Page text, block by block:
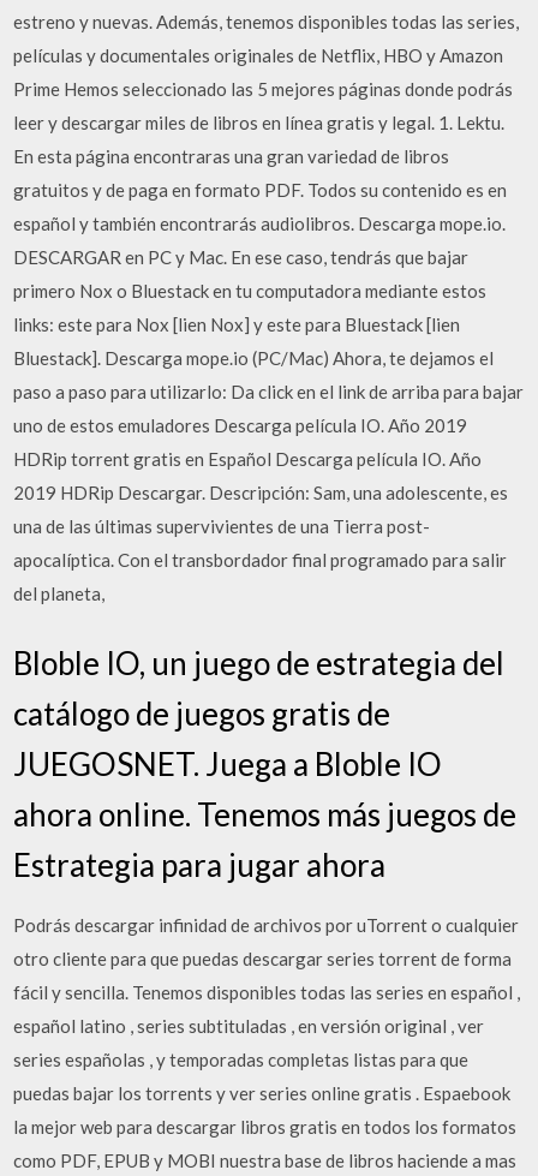
estreno y nuevas. Además, tenemos disponibles todas las series,
películas y documentales originales de Netflix, HBO y Amazon
Prime Hemos seleccionado las 5 mejores páginas donde podrás
leer y descargar miles de libros en línea gratis y legal. 1. Lektu.
En esta página encontraras una gran variedad de libros
gratuitos y de paga en formato PDF. Todos su contenido es en
español y también encontrarás audiolibros. Descarga mope.io.
DESCARGAR en PC y Mac. En ese caso, tendrás que bajar
primero Nox o Bluestack en tu computadora mediante estos
links: este para Nox [lien Nox] y este para Bluestack [lien
Bluestack]. Descarga mope.io (PC/Mac) Ahora, te dejamos el
paso a paso para utilizarlo: Da click en el link de arriba para bajar
uno de estos emuladores Descarga película IO. Año 2019
HDRip torrent gratis en Español Descarga película IO. Año
2019 HDRip Descargar. Descripción: Sam, una adolescente, es
una de las últimas supervivientes de una Tierra post-
apocalíptica. Con el transbordador final programado para salir
del planeta,
Bloble IO, un juego de estrategia del
catálogo de juegos gratis de
JUEGOSNET. Juega a Bloble IO
ahora online. Tenemos más juegos de
Estrategia para jugar ahora
Podrás descargar infinidad de archivos por uTorrent o cualquier
otro cliente para que puedas descargar series torrent de forma
fácil y sencilla. Tenemos disponibles todas las series en español ,
español latino , series subtituladas , en versión original , ver
series españolas , y temporadas completas listas para que
puedas bajar los torrents y ver series online gratis . Espaebook
la mejor web para descargar libros gratis en todos los formatos
como PDF, EPUB y MOBI nuestra base de libros haciende a mas